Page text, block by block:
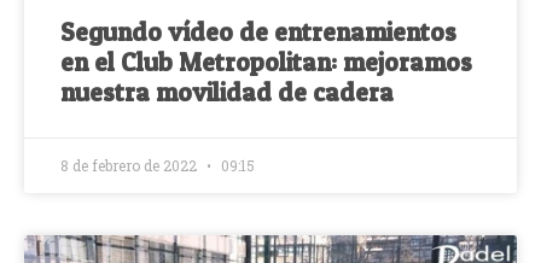
Segundo vídeo de entrenamientos
en el Club Metropolitan: mejoramos
nuestra movilidad de cadera
8 de febrero de 2022 09:15